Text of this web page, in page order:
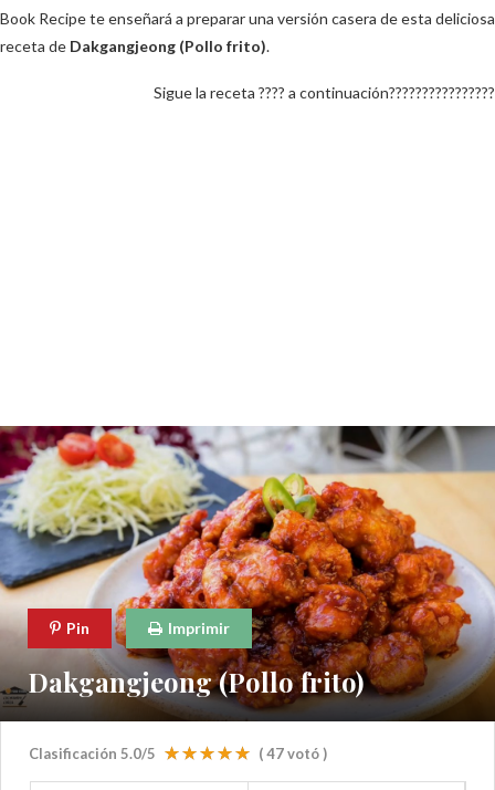
Book Recipe te enseñará a preparar una versión casera de esta deliciosa
receta de Dakgangjeong (Pollo frito).
Sigue la receta ???? a continuación????????????????
Pin Imprimir
Dakgangjeong (Pollo frito)
Clasificación 5.0/5 (47votó )